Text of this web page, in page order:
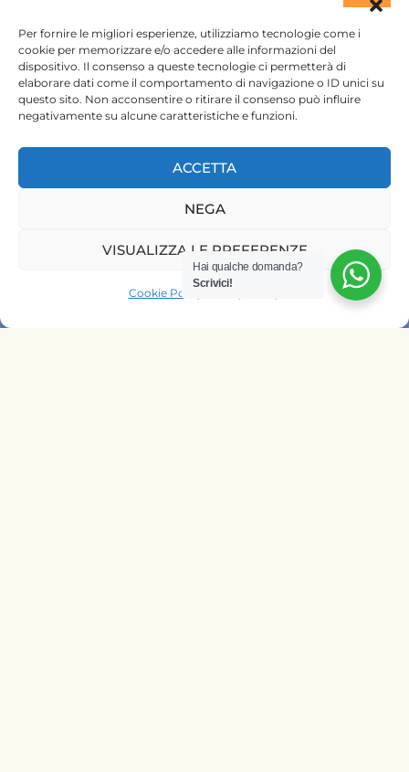
Per fornire le migliori esperienze, utilizziamo tecnologie come i
cookie per memorizzare e/o accedere alle informazioni del
dispositivo. Il consenso a queste tecnologie ci permetterà di
elaborare dati come il comportamento di navigazione o ID unici su
questo sito. Non acconsentire o ritirare il consenso può influire
negativamente su alcune caratteristiche e funzioni.
ACCETTA
NEGA
VISUALIZZA LE PREFERENZE
Cookie Policy
ktsafaris5177@gmail.com
HOME
Hai qualche domanda?
Scrivici!